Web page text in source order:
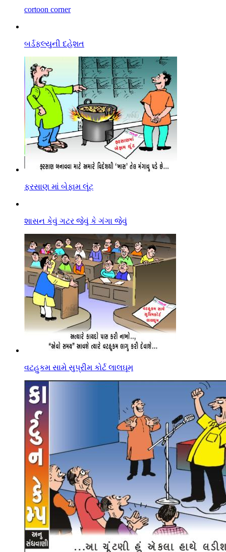
cortoon corner
બર્ડફલ્યુની દહેશત
ફરસાણ માં બેફામ લૂંટ
શાસન કેવું ગટર જેવું કે ગંગા જેવું
વટહુકમ સામે સુપ્રીમ કોર્ટ લાલઘૂમ